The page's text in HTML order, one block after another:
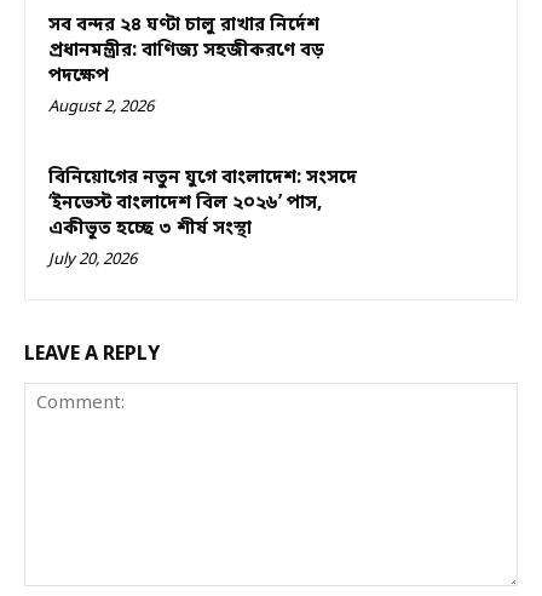
সব বন্দর ২৪ ঘণ্টা চালু রাখার নির্দেশ
প্রধানমন্ত্রীর: বাণিজ্য সহজীকরণে বড়
পদক্ষেপ
August 2, 2026
বিনিয়োগের নতুন যুগে বাংলাদেশ: সংসদে
‘ইনভেস্ট বাংলাদেশ বিল ২০২৬’ পাস,
একীভূত হচ্ছে ৩ শীর্ষ সংস্থা
July 20, 2026
LEAVE A REPLY